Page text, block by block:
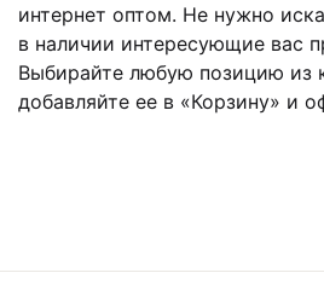
интернет оптом. Не нужно
в наличии интересующие вас
Выбирайте любую позицию из
добавляйте ее в «Корзину» и